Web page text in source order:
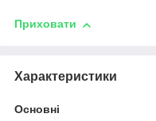
Приховати
Характеристики
Основні